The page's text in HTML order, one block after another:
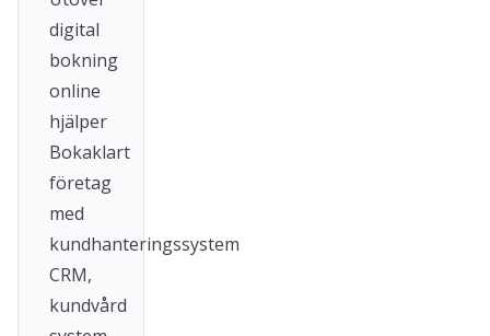
digital
bokning
online
hjälper
Bokaklart
företag
med
kundhanteringssystem
CRM,
kundvård